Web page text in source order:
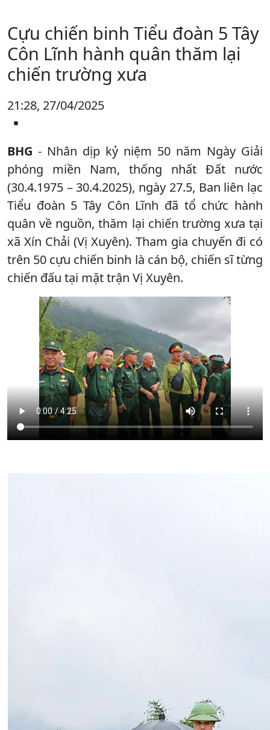
Cựu chiến binh Tiểu đoàn 5 Tây
Côn Lĩnh hành quân thăm lại
chiến trường xưa
21:28, 27/04/2025
BHG - Nhân dịp kỷ niệm 50 năm Ngày Giải
phóng miền Nam, thống nhất Đất nước
(30.4.1975 – 30.4.2025), ngày 27.5, Ban liên lạc
Tiểu đoàn 5 Tây Côn Lĩnh đã tổ chức hành
quân về nguồn, thăm lại chiến trường xưa tại
xã Xín Chải (Vị Xuyên). Tham gia chuyến đi có
trên 50 cựu chiến binh là cán bộ, chiến sĩ từng
chiến đấu tại mặt trận Vị Xuyên.